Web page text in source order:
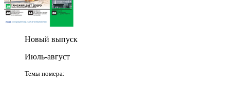
Новый выпуск
Июль-август
Темы номера: